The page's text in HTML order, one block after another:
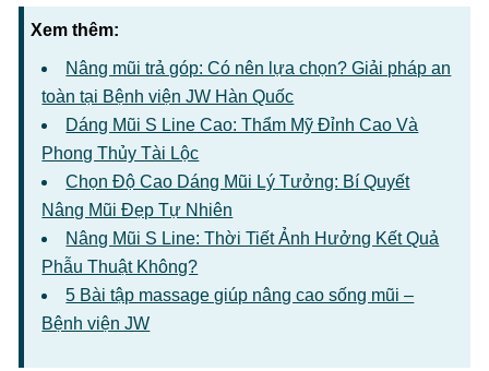
Xem thêm:
Nâng mũi trả góp: Có nên lựa chọn? Giải pháp an
toàn tại Bệnh viện JW Hàn Quốc
Dáng Mũi S Line Cao: Thẩm Mỹ Đỉnh Cao Và
Phong Thủy Tài Lộc
Chọn Độ Cao Dáng Mũi Lý Tưởng: Bí Quyết
Nâng Mũi Đẹp Tự Nhiên
Nâng Mũi S Line: Thời Tiết Ảnh Hưởng Kết Quả
Phẫu Thuật Không?
5 Bài tập massage giúp nâng cao sống mũi –
Bệnh viện JW